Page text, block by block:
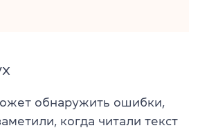
обнаружить ошибки,
когда читали текст